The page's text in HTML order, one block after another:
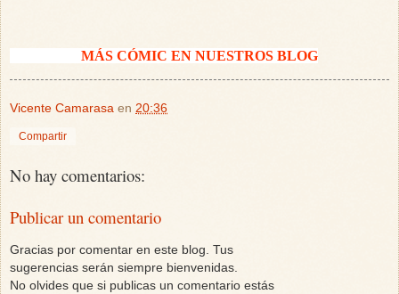
MÁS CÓMIC EN NUESTROS BLOG
Vicente Camarasa en 20:36
Compartir
No hay comentarios:
Publicar un comentario
Gracias por comentar en este blog. Tus
sugerencias serán siempre bienvenidas.
No olvides que si publicas un comentario estás